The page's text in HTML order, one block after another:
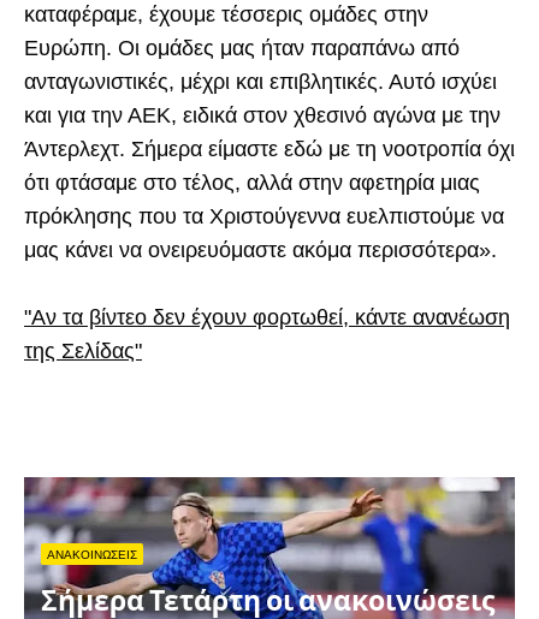
καταφέραμε, έχουμε τέσσερις ομάδες στην
Ευρώπη. Οι ομάδες μας ήταν παραπάνω από
ανταγωνιστικές, μέχρι και επιβλητικές. Αυτό ισχύει
και για την ΑΕΚ, ειδικά στον χθεσινό αγώνα με την
Άντερλεχτ. Σήμερα είμαστε εδώ με τη νοοτροπία όχι
ότι φτάσαμε στο τέλος, αλλά στην αφετηρία μιας
πρόκλησης που τα Χριστούγεννα ευελπιστούμε να
μας κάνει να ονειρευόμαστε ακόμα περισσότερα».
"Αν τα βίντεο δεν έχουν φορτωθεί, κάντε ανανέωση
της Σελίδας"
ΑΝΑΚΟΙΝΩΣΕΙΣ
Σήμερα Τετάρτη οι ανακοινώσεις